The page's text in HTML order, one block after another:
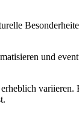
und